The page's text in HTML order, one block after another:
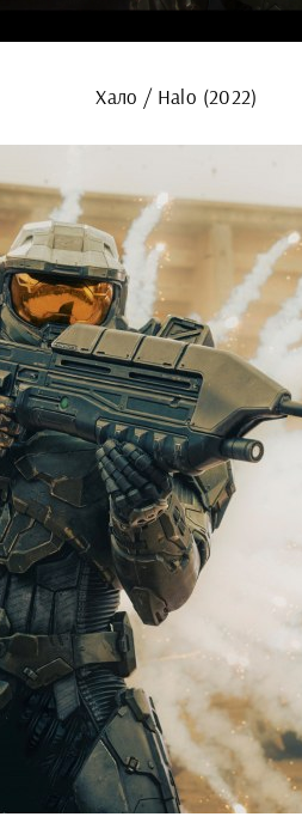
Хало / Halo (2022)